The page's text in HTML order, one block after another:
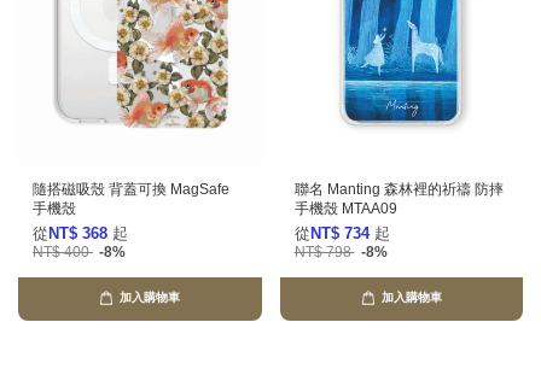
隨搭磁吸殼 背蓋可換 MagSafe
手機殼
從 NT$ 368 起
NT$ 400 -8%
加入購物車
聯名 Manting 森林裡的祈禱 防摔
手機殼 MTAA09
從 NT$ 734 起
NT$ 798 -8%
加入購物車